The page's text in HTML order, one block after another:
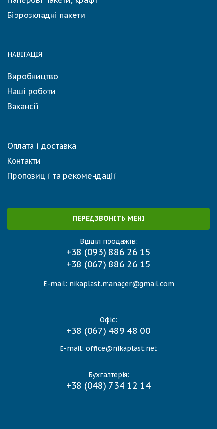
Біорозкладні пакети
НАВІГАЦІЯ
Виробництво
Наші роботи
Вакансії
Оплата і доставка
Контакти
Пропозиції та рекомендації
ПЕРЕДЗВОНІТЬ МЕНІ
Відділ продажів:
+38 (093) 886 26 15
+38 (067) 886 26 15
E-mail: nikaplast.manager@gmail.com
Офіс:
+38 (067) 489 48 00
E-mail: office@nikaplast.net
Бухгалтерія:
+38 (048) 734 12 14